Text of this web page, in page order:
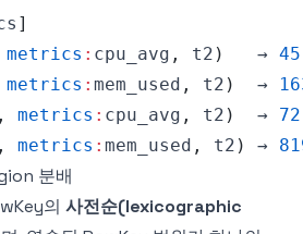
]
metrics : cpu_avg , t2 )
   →
metrics : mem_used , t2 )
  →
, metrics : cpu_avg , t2 )
  →
, metrics : mem_used , t2 ) →
분배
의 사전순(lexicographic